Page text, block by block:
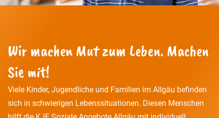
Wir machen Mut zum Leben. Machen
Sie mit!
Viele Kinder, Jugendliche und Familien im Allgäu befinden
sich in schwierigen Lebenssituationen. Diesen Menschen